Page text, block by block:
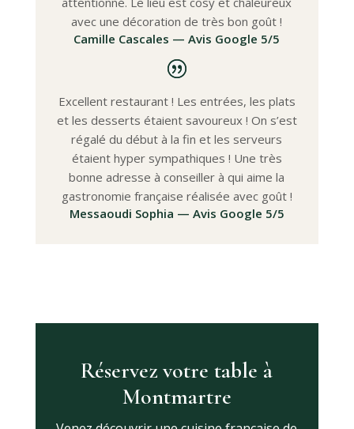
avec une décoration de très bon goût !
Camille Cascales — Avis Google 5/5
Excellent restaurant ! Les entrées, les plats
et les desserts étaient savoureux ! On s’est
régalé du début à la fin et les serveurs
étaient hyper sympathiques ! Une très
bonne adresse à conseiller à qui aime la
gastronomie française réalisée avec goût !
Messaoudi Sophia — Avis Google 5/5
Réservez votre table à
Montmartre